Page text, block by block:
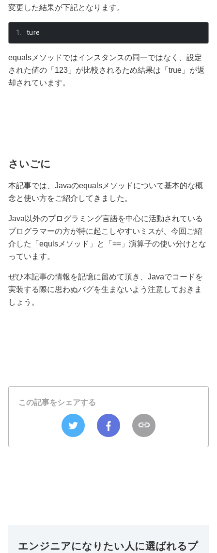
変更した結果が下記となります。
ture
equalsメソッドではインスタンスの同一ではなく、設定
された値の「123」が比較されるため結果は「true」が返
却されています。
さいごに
本記事では、Javaのequalsメソッドについて基本的な概
念と使い方をご紹介してきました。
Java以外のプログラミング言語を中心に活動されている
プログラマーの方が特に起こしやすいミスが、今回ご紹
介した「equlsメソッド」と「==」演算子の使い分けとな
っています。
ぜひ本記事の情報を記憶に留めて頂き、Javaでコードを
実装する際に思わぬバグを生まないよう注意しておきま
しょう。
この記事をシェアする
エンジニアになりたい人に選ばれるプ